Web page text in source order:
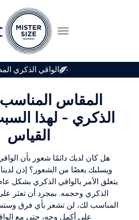
الواقي
المقاس
الذكري - لهذا
القياس
هل كان لديك دائمًا شعور بأن
ويسلبك بعضًا من الشعور؟ إذن لدينا
يتعلق الأمر بالواقي الذكري بشكل
الذكري وحجمه. بمجرد أن تعثر
المناسب لك، لن تشعر بأي فرق
على أكمل وجه، حتى مع